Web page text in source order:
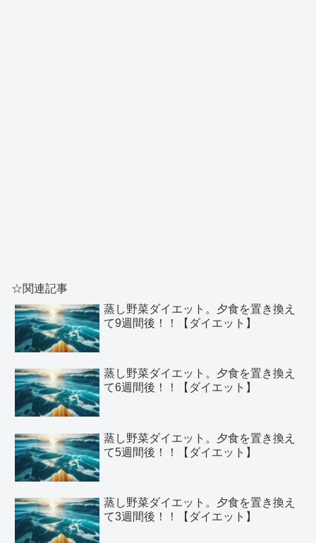
☆関連記事
蒸し野菜ダイエット。夕食を置き換え
て9週間後！！【ダイエット】
蒸し野菜ダイエット。夕食を置き換え
て6週間後！！【ダイエット】
蒸し野菜ダイエット。夕食を置き換え
て5週間後！！【ダイエット】
蒸し野菜ダイエット。夕食を置き換え
て3週間後！！【ダイエット】